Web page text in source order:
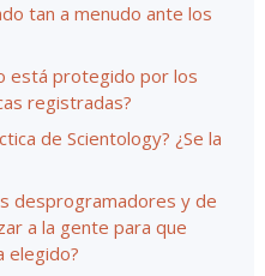
tan a menudo ante los
está protegido por los
registradas?
de Scientology? ¿Se la
desprogramadores y de
a la gente para que
elegido?